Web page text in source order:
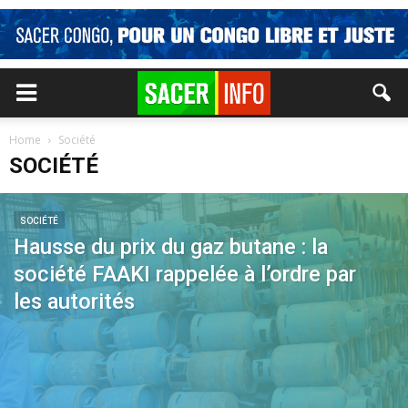
Home Société
SOCIÉTÉ
SOCIÉTÉ
Hausse du prix du gaz butane : la
société FAAKI rappelée à l’ordre par
les autorités